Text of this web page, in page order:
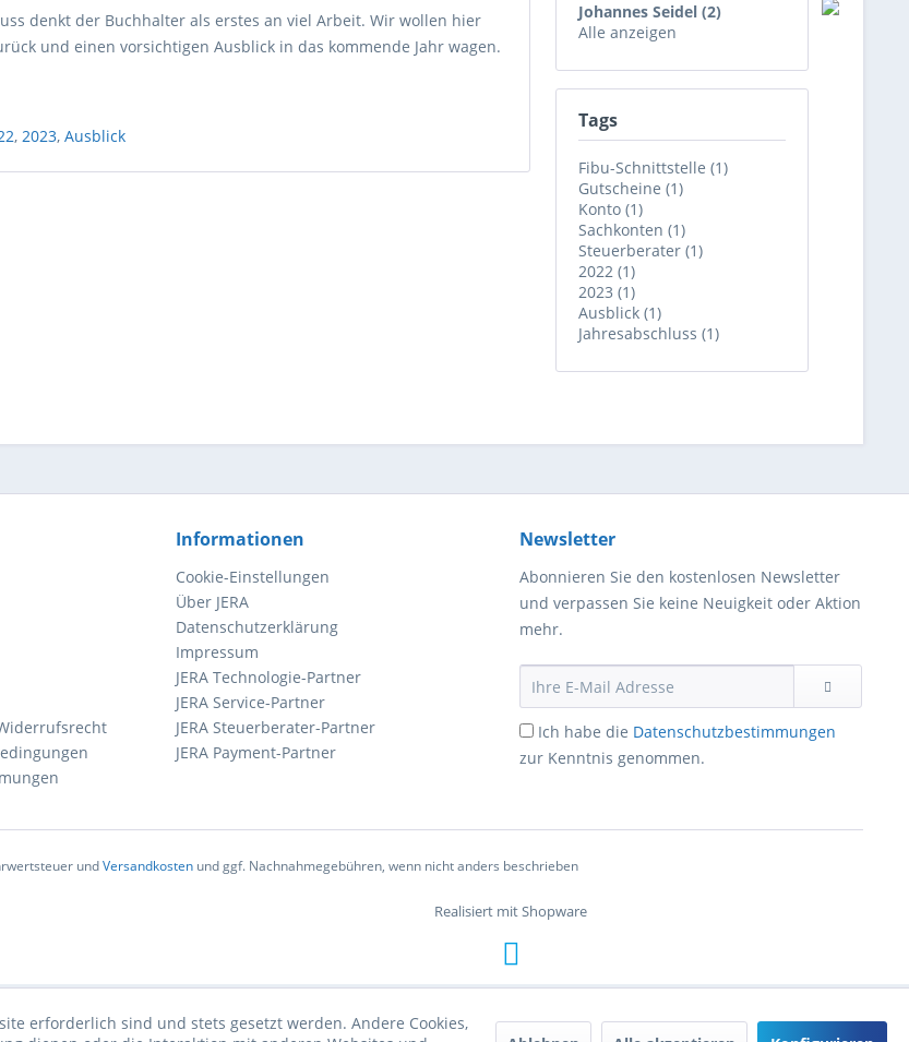
Johannes Seidel (2)
Alle anzeigen
Tags
Fibu-Schnittstelle (1)
Gutscheine (1)
Konto (1)
Sachkonten (1)
Steuerberater (1)
2022 (1)
2023 (1)
Ausblick (1)
Jahresabschluss (1)
denkt der Buchhalter als erstes an viel Arbeit. Wir wollen hier
und einen vorsichtigen Ausblick in das kommende Jahr wagen.
,2023,Ausblick
Informationen
Cookie-Einstellungen
Über JERA
Datenschutzerklärung
Impressum
JERA Technologie-Partner
JERA Service-Partner
JERA Steuerberater-Partner
JERA Payment-Partner
Newsletter
Abonnieren Sie den kostenlosen Newsletter
und verpassen Sie keine Neuigkeit oder Aktion
mehr.
Ich habe die Datenschutzbestimmungen
zur Kenntnis genommen.
undVersandkosten und ggf. Nachnahmegebühren, wenn nicht anders beschrieben
Realisiert mit Shopware
erforderlich sind und stets gesetzt werden. Andere Cookies,